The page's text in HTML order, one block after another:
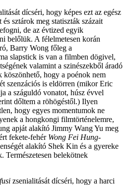
dícséri, hogy képes ezt az egész
sztárok meg statiszták százait
de az évtized egyik
belőlük. A félelmetesen korán
Barry Wong főleg a
slapstick is van a filmben dögivel,
valamint a szinészekből áradó
köszönhető, hogy a poénok nem
szenzációs is eldörren (mikor Eric
a száguldó vonatot, húsz évvel
dőltem a röhögéstől.) Ilyen
hogy egyes momentumok ne
a hongkongi filmtörténelemre,
apját alakító Jimmy Wang Yu meg
fekete-fehér Wong Fei Hung-
alakító Shek Kin és a gyereke
Természetesen belekötnek
zsenialitását dícséri, hogy a harci